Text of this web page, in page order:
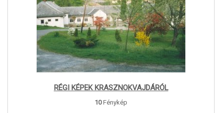
RÉGI KÉPEK KRASZNOKVAJDÁRÓL
10Fénykép